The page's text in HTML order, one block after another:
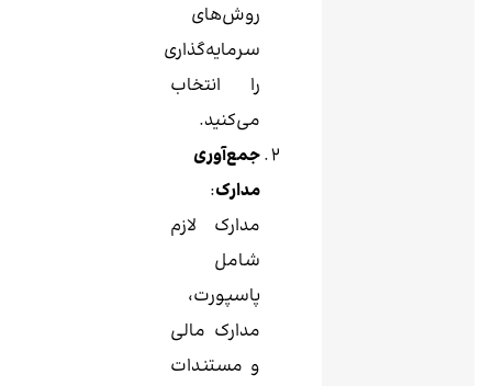
روش‌های
سرمایه‌گذاری
را انتخاب
می‌کنید.
جمع‌آوری
مدارک:
مدارک لازم
شامل
پاسپورت،
مدارک مالی
و مستندات